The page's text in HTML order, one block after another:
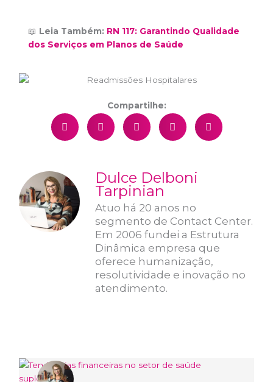
📖 Leia Também: RN 117: Garantindo Qualidade
dos Serviços em Planos de Saúde
Compartilhe:
Dulce Delboni
Tarpinian
Atuo há 20 anos no
segmento de Contact Center.
Em 2006 fundei a Estrutura
Dinâmica empresa que
oferece humanização,
resolutividade e inovação no
atendimento.